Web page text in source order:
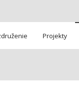
primárny obsah
sekundárny obsah
Projekty